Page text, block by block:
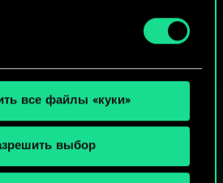
все файлы «куки»
выбор
В ГВИНТ?